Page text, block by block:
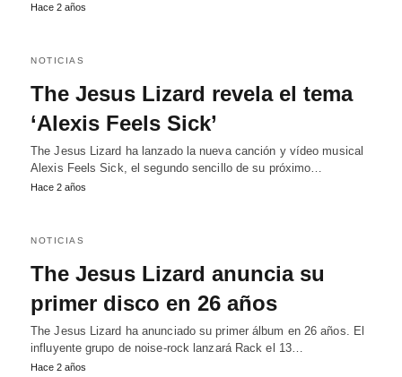
Hace 2 años
NOTICIAS
The Jesus Lizard revela el tema
‘Alexis Feels Sick’
The Jesus Lizard ha lanzado la nueva canción y vídeo musical
Alexis Feels Sick, el segundo sencillo de su próximo…
Hace 2 años
NOTICIAS
The Jesus Lizard anuncia su
primer disco en 26 años
The Jesus Lizard ha anunciado su primer álbum en 26 años. El
influyente grupo de noise-rock lanzará Rack el 13…
Hace 2 años